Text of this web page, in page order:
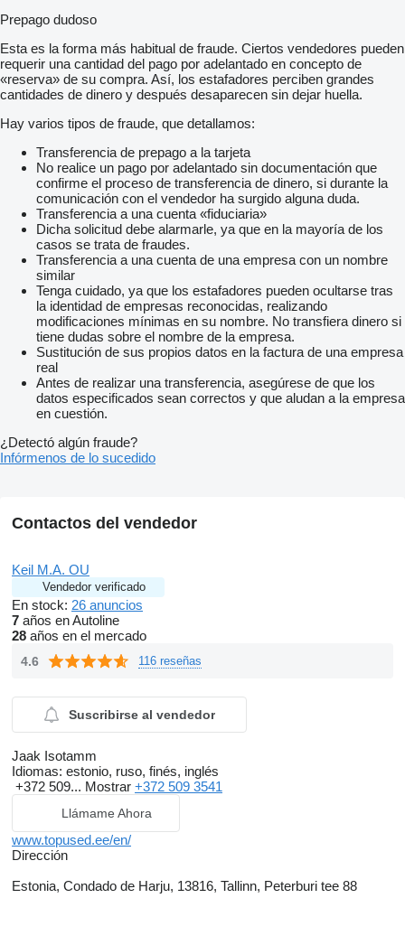
Additional heating: EBERSPAECHER D4S
Air-suspended driver seat
Driver's armrest
Heated drivers seat
Adjustable steering column
Driver's lumbar support
Electric window lift 2x
Electr. lifting sunroof
Central locking with remote control
Isolated driver's cab: NORDIC
DC/AC converter
Further equipment
Vorderfedern Parabel 7,5 t
Hinterfedern Luft 13 t
Instrumententafel High-Line
Hinterachse Hypoid HY-1350
HY AchsÃŒbersetzung i 2,53
Luftpresser 1 Zylinder mit Air Pressure Management (APM)
Geregelte Kipphebelbremse (EVBec) 3stufig
Flammstartanlage
DruckluftbehÃ€lter Stahl
ADR Verkabelung Tankwagen
ADR Typ AT
ADR Typ OX
24V Steckdose fÃŒr AnhÃ€nger (15-polig)
AnhÃ€ngersteckdose fÃŒr ABS hinter Fahrerhaus
Antenne fÃŒr Telematik-Bord-Modul und CB-Funk
Vorbereitung fÃŒr Funkanlage
Other dimensions and weights
Fuel tank 2: 580l
AdBlue tank: 80l
Wheel base: 3.600 mm
Prepago dudoso
Esta es la forma más habitual de fraude. Ciertos vendedores pueden
requerir una cantidad del pago por adelantado en concepto de
«reserva» de su compra. Así, los estafadores perciben grandes
cantidades de dinero y después desaparecen sin dejar huella.
Hay varios tipos de fraude, que detallamos:
Transferencia de prepago a la tarjeta
No realice un pago por adelantado sin documentación que
confirme el proceso de transferencia de dinero, si durante la
comunicación con el vendedor ha surgido alguna duda.
Transferencia a una cuenta «fiduciaria»
Dicha solicitud debe alarmarle, ya que en la mayoría de los
casos se trata de fraudes.
Transferencia a una cuenta de una empresa con un nombre
similar
Tenga cuidado, ya que los estafadores pueden ocultarse tras
la identidad de empresas reconocidas, realizando
modificaciones mínimas en su nombre. No transfiera dinero si
tiene dudas sobre el nombre de la empresa.
Sustitución de sus propios datos en la factura de una empresa
real
Antes de realizar una transferencia, asegúrese de que los
datos especificados sean correctos y que aludan a la empresa
en cuestión.
¿Detectó algún fraude?
Infórmenos de lo sucedido
Contactos del vendedor
Keil M.A. OU
Vendedor verificado
En stock: 26 anuncios
7 años en Autoline
28 años en el mercado
4.6 116 reseñas
Suscribirse al vendedor
Jaak Isotamm
Idiomas: estonio, ruso, finés, inglés
+372 509... Mostrar +372 509 3541
Llámame Ahora
www.topused.ee/en/
Dirección
Estonia, Condado de Harju, 13816, Tallinn, Peterburi tee 88